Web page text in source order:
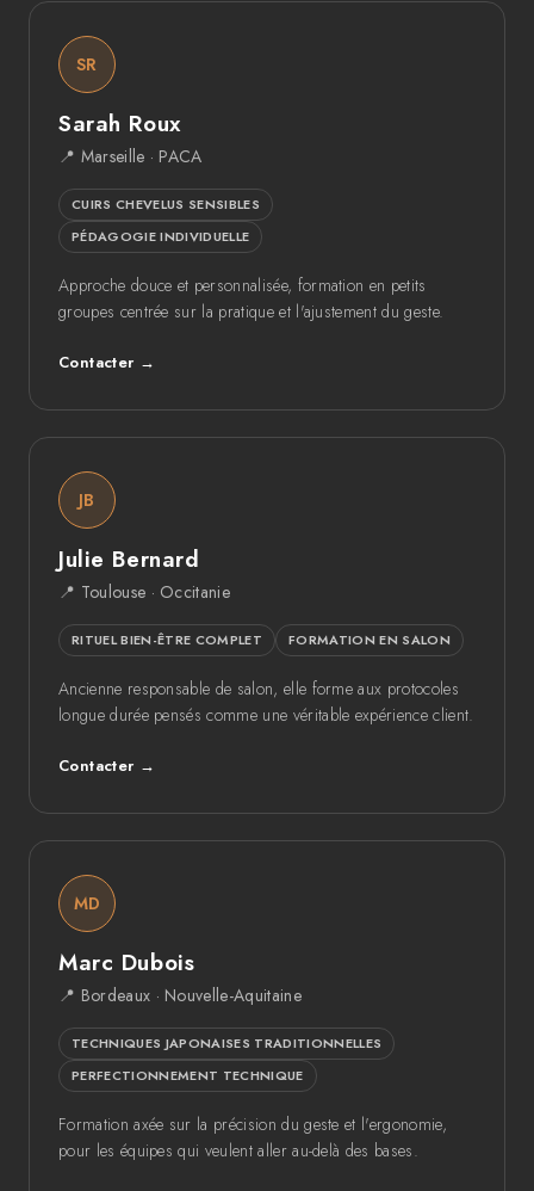
SR
Sarah Roux
📍 Marseille · PACA
CUIRS CHEVELUS SENSIBLES
PÉDAGOGIE INDIVIDUELLE
Approche douce et personnalisée, formation en petits
groupes centrée sur la pratique et l'ajustement du geste.
Contacter →
JB
Julie Bernard
📍 Toulouse · Occitanie
RITUEL BIEN-ÊTRE COMPLET FORMATION EN SALON
Ancienne responsable de salon, elle forme aux protocoles
longue durée pensés comme une véritable expérience client.
Contacter →
MD
Marc Dubois
📍 Bordeaux · Nouvelle-Aquitaine
TECHNIQUES JAPONAISES TRADITIONNELLES
PERFECTIONNEMENT TECHNIQUE
Formation axée sur la précision du geste et l'ergonomie,
pour les équipes qui veulent aller au-delà des bases.